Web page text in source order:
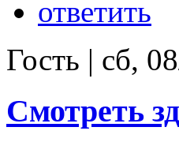
ответить
Гость | сб,
Смотреть